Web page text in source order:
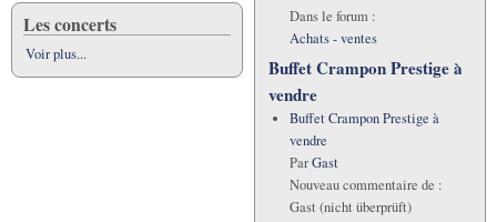
Les concerts
Voir plus...
Dans le forum :
Achats - ventes
Buffet Crampon Prestige à
vendre
Buffet Crampon Prestige à
vendre
ParGast
Nouveau commentaire de :
Gast (nicht überprüft)